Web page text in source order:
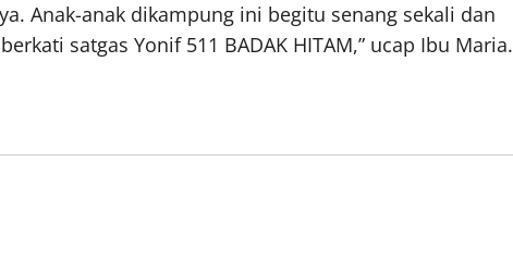
Anak-anak dikampung ini begitu senang sekali dan
satgas Yonif 511 BADAK HITAM,” ucap Ibu Maria.